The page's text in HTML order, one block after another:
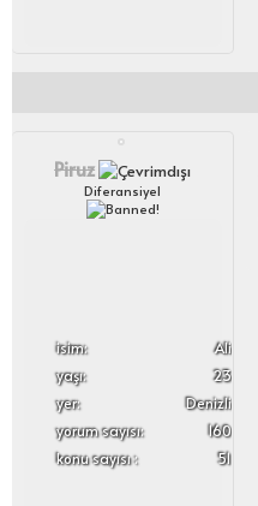
Piruz
Diferansiyel
i̇sim:
Ali
yaşı:
23
yer:
Denizli
yorum sayısı:
160
konu sayısı :
51